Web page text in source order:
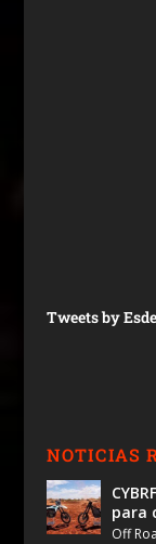
Tweets by
NOTICIAS
para
Off